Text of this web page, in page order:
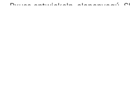
Rxuss entwickeln. alapanyagú,